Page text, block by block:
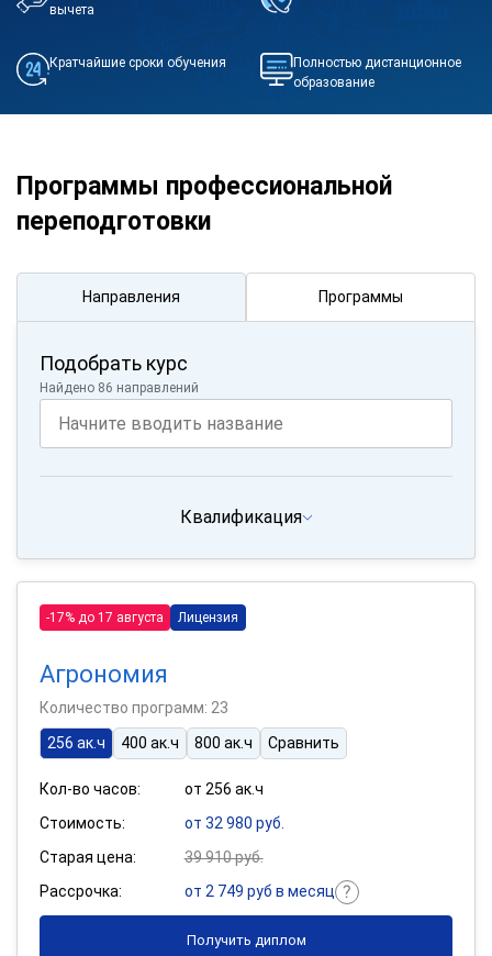
вычета
Кратчайшие сроки обучения
Полностью дистанционное
образование
Программы профессиональной
переподготовки
Направления Программы
Подобрать курс
Найдено 86 направлений
Квалификация
-17% до 17 августа Лицензия
Агрономия
Количество программ: 23
256 ак.ч
400 ак.ч 800 ак.ч Сравнить
Кол-во часов:
от 256 ак.ч
Стоимость:
от 32 980 руб.
Старая цена:
39 910 руб.
Рассрочка:
от 2 749 руб в месяц
Получить диплом